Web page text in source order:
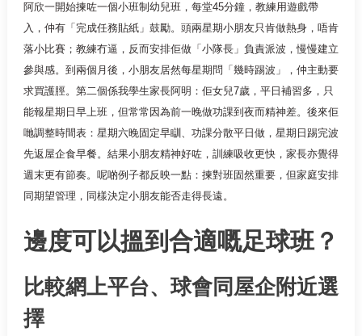
阿欣一開始揀咗一個小班制幼兒班，每堂45分鐘，教練用遊戲帶
入，仲有「完成任務貼紙」鼓勵。頭兩星期小朋友只肯做熱身，唔肯
落小比賽；教練冇逼，反而安排佢做「小隊長」負責派波，慢慢建立
參與感。到兩個月後，小朋友居然每星期問「幾時踢波」，仲主動要
求買護脛。第二個係我學生家長阿明：佢女兒7歲，平日補習多，只
能報星期日早上班，但常常因為前一晚做功課到夜而精神差。後來佢
哋調整時間表：星期六晚固定早瞓、功課分散平日做，星期日踢完波
先返屋企食早餐。結果小朋友精神好咗，訓練吸收更快，家長亦覺得
週末更有節奏。呢啲例子都反映一點：揀對班固然重要，但家庭安排
同期望管理，同樣決定小朋友能否走得長遠。
邊度可以搵到合適嘅足球班？
比較網上平台、球會同屋企附近選
擇